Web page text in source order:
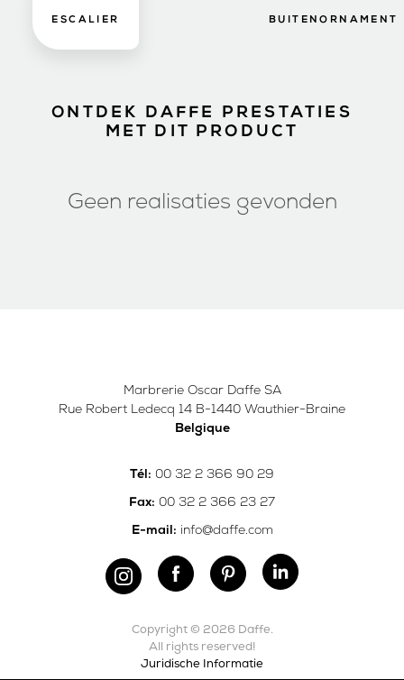
ESCALIER BUITENORNAMENT
ONTDEK DAFFE PRESTATIES
MET DIT PRODUCT
Geen realisaties gevonden
Marbrerie Oscar Daffe SA
Rue Robert Ledecq 14 B-1440 Wauthier-Braine
Belgique
Tél: 00 32 2 366 90 29
Fax: 00 32 2 366 23 27
E-mail: info@daffe.com
Copyright © 2026 Daffe.
All rights reserved!
Juridische Informatie